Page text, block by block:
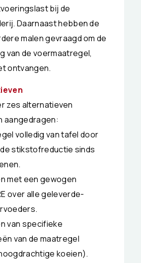
bij de
Daarnaast hebben de
malen gevraagd om de
van de voermaatregel,
ontvangen.
zes alternatieven
aangedragen:
volledig van tafel door
stikstofreductie sinds
met een gewogen
over alle geleverde-
van specifieke
van de maatregel
koeien).